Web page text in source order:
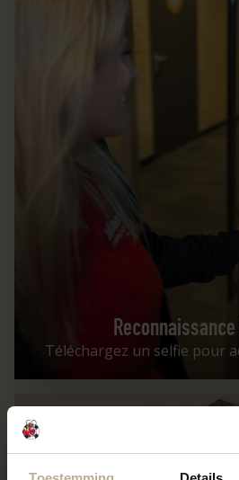
Téléchargez un selfie pour
Juultjes Piscine